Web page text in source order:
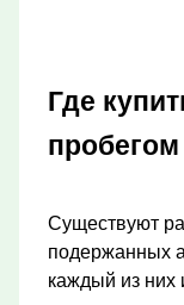
Где
Существуют
подержанных
каждый из них